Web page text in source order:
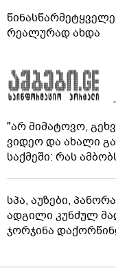
რეალურად ახდა
"არ მიმატოვო,
ვიდეო და ახალი
საქმეში: რას
სპა, აუზები,
ადგილი კუნძულ
ჯორჯინა